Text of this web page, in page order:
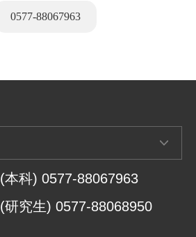
0577-88067963
(本科) 0577-88067963
(研究生) 0577-88068950